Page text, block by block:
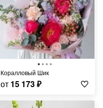
Коралловый Шик
от 15 173₽